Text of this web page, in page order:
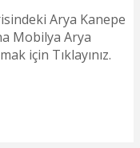
Arya Kanepe
Mobilya Arya
için Tıklayınız.